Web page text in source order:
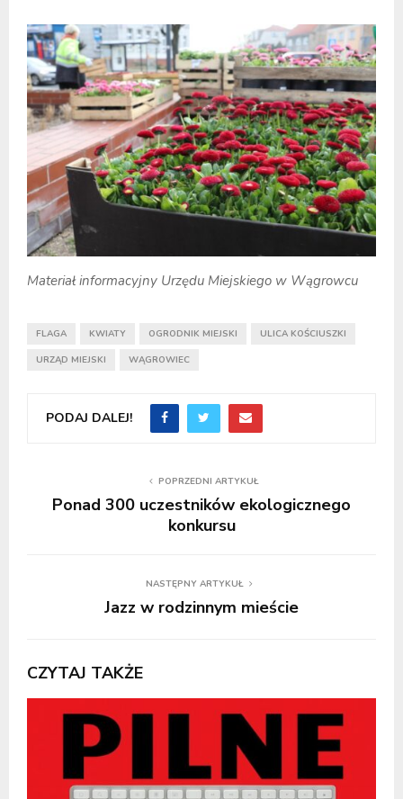
Materiał informacyjny Urzędu Miejskiego w Wągrowcu
FLAGA KWIATY OGRODNIK MIEJSKI ULICA KOŚCIUSZKI
URZĄD MIEJSKI WĄGROWIEC
PODAJ DALEJ!
POPRZEDNI ARTYKUŁ
Ponad 300 uczestników ekologicznego
konkursu
NASTĘPNY ARTYKUŁ
Jazz w rodzinnym mieście
CZYTAJ TAKŻE